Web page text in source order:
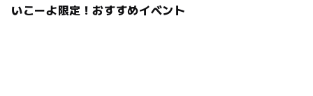
いこーよ限定！おすすめイベント